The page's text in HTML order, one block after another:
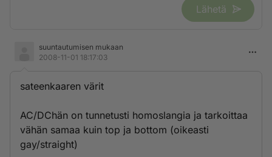
Lähetä
suuntautumisen mukaan
2008-11-01 18:17:03
sateenkaaren värit
AC/DChän on tunnetusti homoslangia ja tarkoittaa
vähän samaa kuin top ja bottom (oikeasti
gay/straight)